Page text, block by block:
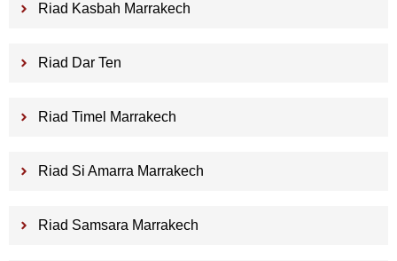
Riad Kasbah Marrakech
Riad Dar Ten
Riad Timel Marrakech
Riad Si Amarra Marrakech
Riad Samsara Marrakech